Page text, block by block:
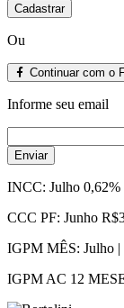
Cadastrar
Ou
Continuar com o
Informe seu email
Enviar
INCC: Julho 0,62%
CCC PF: Junho
IGPM MÊS: Julho
IGPM AC 12